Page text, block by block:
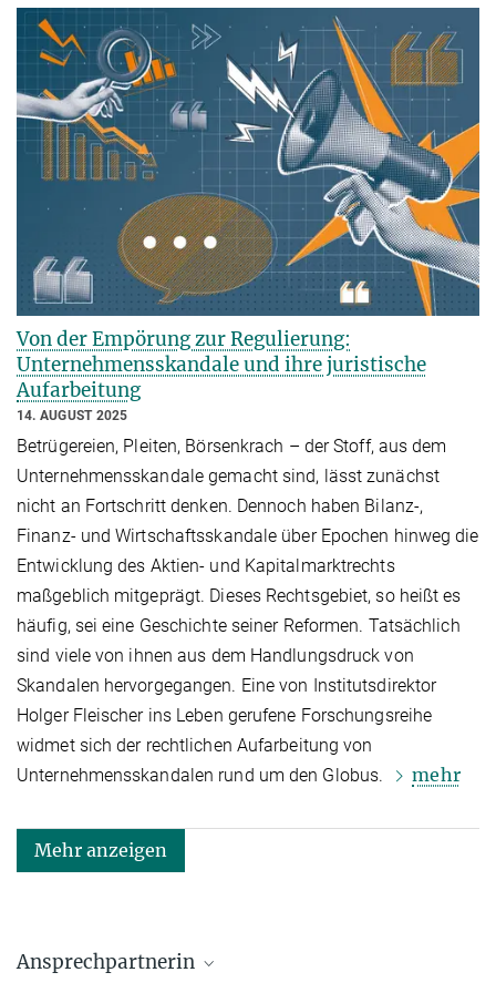
Von der Empörung zur Regulierung:
Unternehmensskandale und ihre juristische
Aufarbeitung
14. AUGUST 2025
Betrügereien, Pleiten, Börsenkrach – der Stoff, aus dem
Unternehmensskandale gemacht sind, lässt zunächst
nicht an Fortschritt denken. Dennoch haben Bilanz-,
Finanz- und Wirtschaftsskandale über Epochen hinweg die
Entwicklung des Aktien- und Kapitalmarktrechts
maßgeblich mitgeprägt. Dieses Rechtsgebiet, so heißt es
häufig, sei eine Geschichte seiner Reformen. Tatsächlich
sind viele von ihnen aus dem Handlungsdruck von
Skandalen hervorgegangen. Eine von Institutsdirektor
Holger Fleischer ins Leben gerufene Forschungsreihe
widmet sich der rechtlichen Aufarbeitung von
Unternehmensskandalen rund um den Globus.
mehr
Mehr anzeigen
Ansprechpartnerin